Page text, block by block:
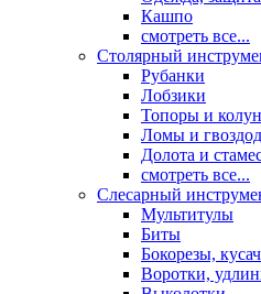
Кашпо
смотреть все...
Столярный
Рубанки
Лобзики
Топоры и
Ломы и
Долота и
смотреть все...
Слесарный
Мультитулы
Биты
Бокорезы,
Воротки,